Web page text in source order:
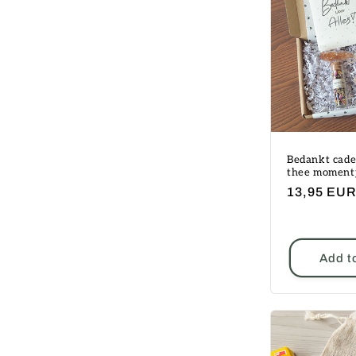
Bedankt
thee
Regular
13,95 EUR
Add